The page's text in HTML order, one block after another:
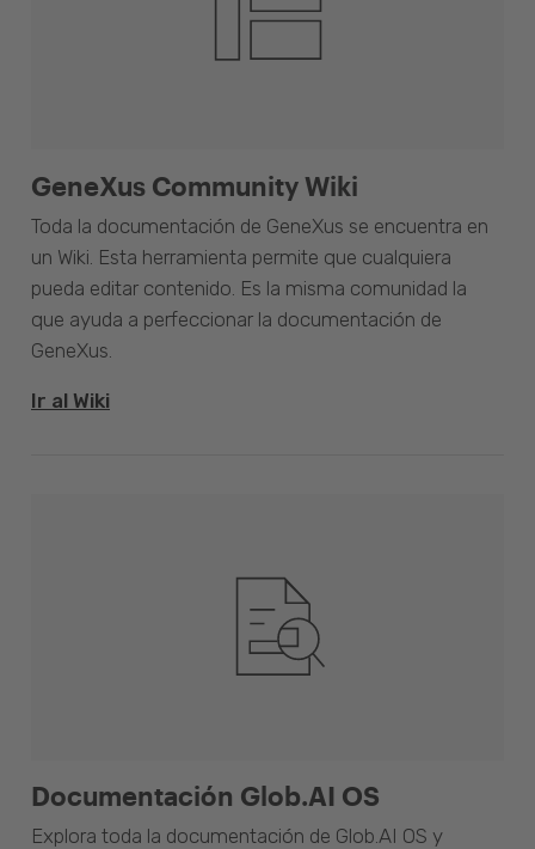
GeneXus Community Wiki
Toda la documentación de GeneXus se encuentra en
un Wiki. Esta herramienta permite que cualquiera
pueda editar contenido. Es la misma comunidad la
que ayuda a perfeccionar la documentación de
GeneXus.
Ir al Wiki
Documentación Glob.AI OS
Explora toda la documentación de Glob.AI OS y